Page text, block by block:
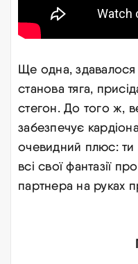
Ще одна, здавалося
станова тяга,
стегон. До того ж,
забезпечує
очевидний плюс: ти
всі свої фантазії
партнера на руках